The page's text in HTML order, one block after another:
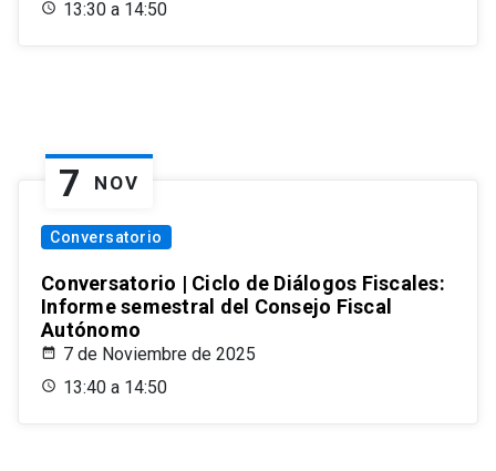
13:30 a 14:50
7 NOV
Conversatorio
Conversatorio | Ciclo de Diálogos Fiscales:
Informe semestral del Consejo Fiscal
Autónomo
7 de Noviembre de 2025
13:40 a 14:50